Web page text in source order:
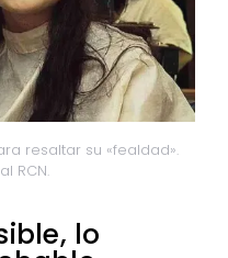
resaltar su «fealdad».
RCN.
lo